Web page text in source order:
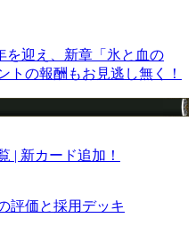
を迎え、新章「氷と血の
トの報酬もお見逃し無く！
| 新カード追加！
評価と採用デッキ